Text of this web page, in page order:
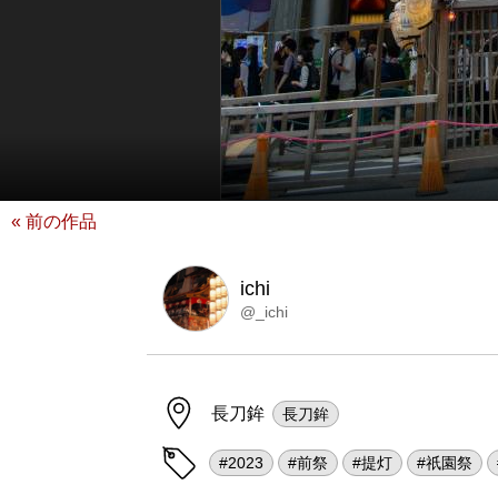
« 前の作品
ichi
@_ichi
長刀鉾 長刀鉾
#2023 #前祭 #提灯 #祇園祭